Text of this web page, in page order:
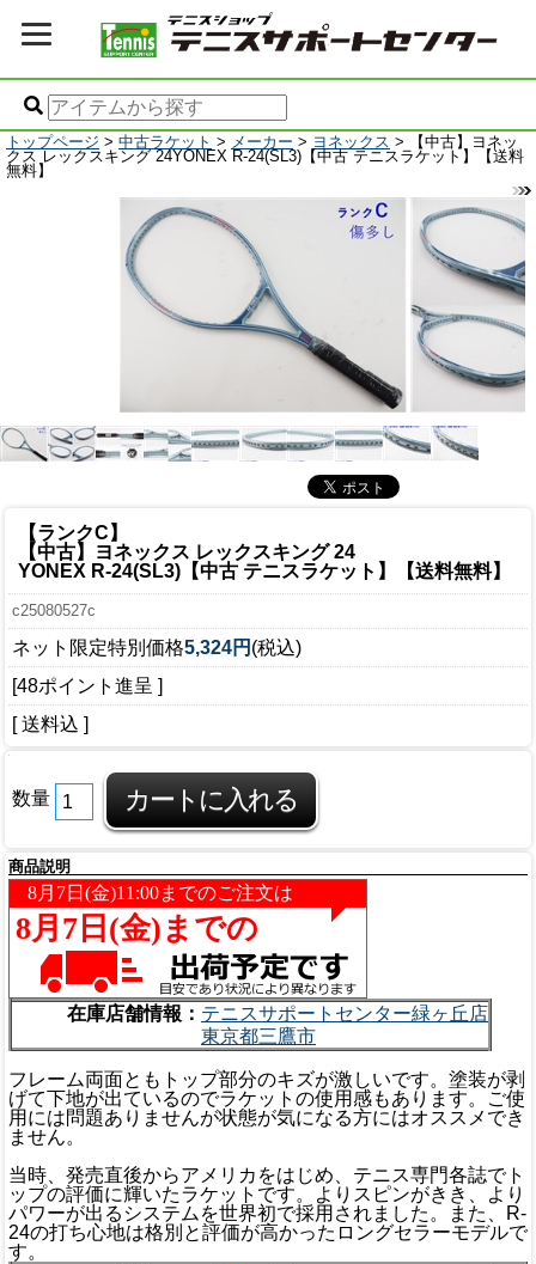
トップページ > 中古ラケット > メーカー > ヨネックス > 【中古】ヨネッ
クス レックスキング 24YONEX R-24(SL3)【中古 テニスラケット】【送料
無料】
【ランクC】
【中古】ヨネックス レックスキング 24
YONEX R-24(SL3)【中古 テニスラケット】【送料無料】
c25080527c
ネット限定特別価格5,324円 (税込)
[48ポイント進呈 ]
[ 送料込 ]
数量
商品説明
在庫店舗情報： テニスサポートセンター緑ヶ丘店
東京都三鷹市
フレーム両面ともトップ部分のキズが激しいです。塗装が剥
げて下地が出ているのでラケットの使用感もあります。ご使
用には問題ありませんが状態が気になる方にはオススメでき
ません。
当時、発売直後からアメリカをはじめ、テニス専門各誌でト
ップの評価に輝いたラケットです。よりスピンがきき、より
パワーが出るシステムを世界初で採用されました。また、R-
24の打ち心地は格別と評価が高かったロングセラーモデルで
す。